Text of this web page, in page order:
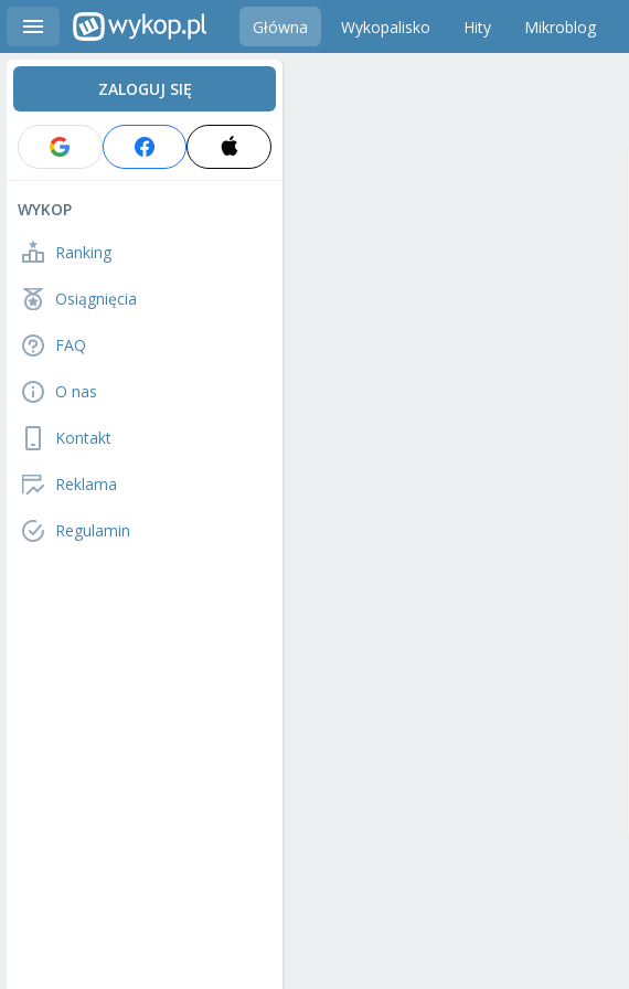
Główna Wykopalisko Hity Mikroblog
ZALOGUJ SIĘ
WYKOP
Ranking
Osiągnięcia
FAQ
O nas
Kontakt
Reklama
Regulamin